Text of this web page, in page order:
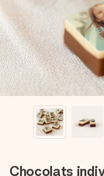
Créez quelque
son prénom, votre
Sans complications,
Chocolats